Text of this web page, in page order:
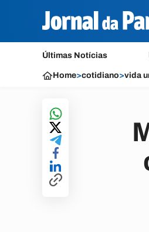
Últimas Notícias
Home>cotidiano>vida